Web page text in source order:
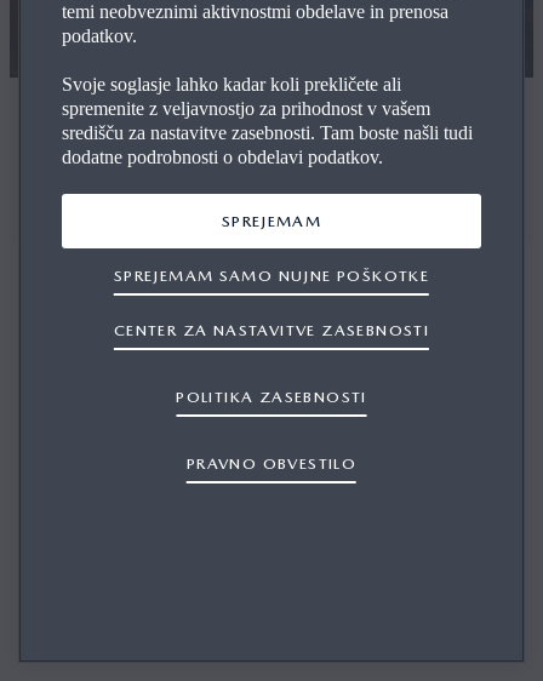
Na vaše zahteve osredotočene tehnologije
Zmogljivost. Čustva. Električni pogon.
temi neobveznimi aktivnostmi obdelave in prenosa
podatkov.
Svoje soglasje lahko kadar koli prekličete ali
spremenite z veljavnostjo za prihodnost v vašem
središču za nastavitve zasebnosti. Tam boste našli tudi
dodatne podrobnosti o obdelavi podatkov.
POLITIKA ZASEBNOSTI
PRAVNO OBVESTILO
CENTER ZA NASTAVITVE ZASEBNOSTI
SPREJEMAM SAMO NUJNE POŠKOTKE
SPREJEMAM